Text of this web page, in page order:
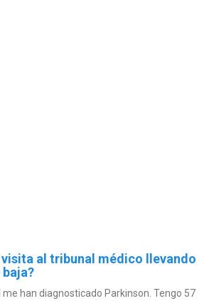
al tribunal médico llevando
me han diagnosticado Parkinson. Tengo 57